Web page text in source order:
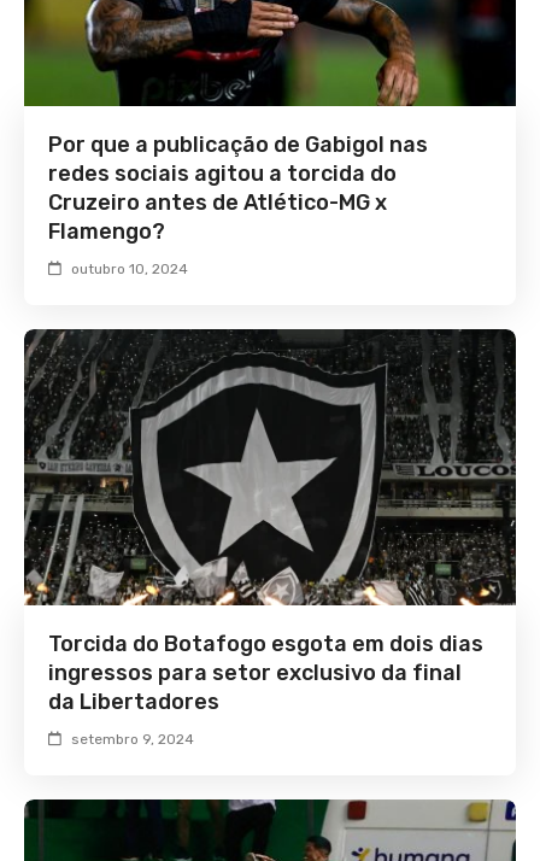
Por que a publicação de Gabigol nas
redes sociais agitou a torcida do
Cruzeiro antes de Atlético-MG x
Flamengo?
outubro 10, 2024
Torcida do Botafogo esgota em dois dias
ingressos para setor exclusivo da final
da Libertadores
setembro 9, 2024